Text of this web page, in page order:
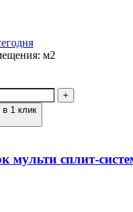
м2
в 1 клик
мульти сплит-